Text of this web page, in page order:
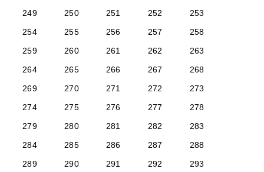
249
250 251 252
253
254
255 256 257
258
259
260 261 262
263
264
265 266 267
268
269
270 271 272
273
274
275 276 277
278
279
280 281 282
283
284
285 286 287
288
289
290 291 292
293